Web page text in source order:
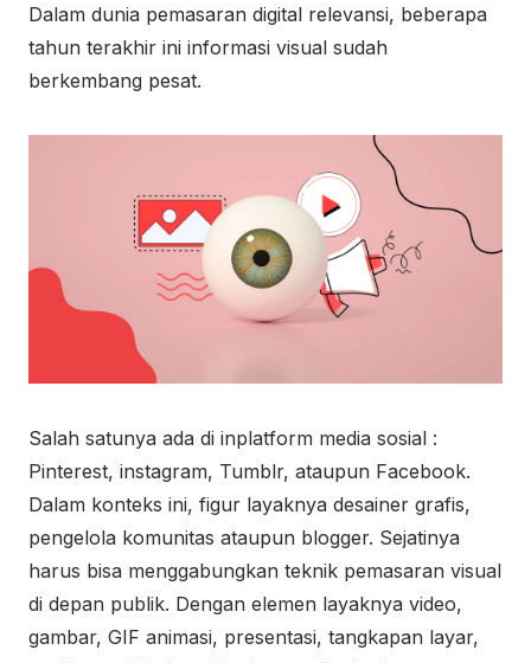
Dalam dunia pemasaran digital relevansi, beberapa
tahun terakhir ini informasi visual sudah
berkembang pesat.
Salah satunya ada di inplatform media sosial :
Pinterest, instagram, Tumblr, ataupun Facebook.
Dalam konteks ini, figur layaknya desainer grafis,
pengelola komunitas ataupun blogger. Sejatinya
harus bisa menggabungkan teknik pemasaran visual
di depan publik. Dengan elemen layaknya video,
gambar, GIF animasi, presentasi, tangkapan layar,